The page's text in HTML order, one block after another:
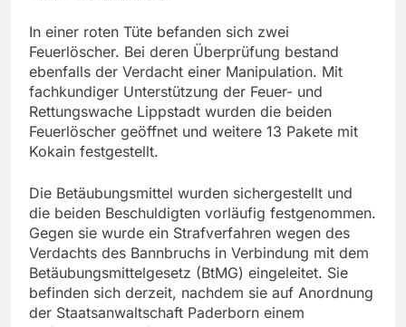
In einer roten Tüte befanden sich zwei
Feuerlöscher. Bei deren Überprüfung bestand
ebenfalls der Verdacht einer Manipulation. Mit
fachkundiger Unterstützung der Feuer- und
Rettungswache Lippstadt wurden die beiden
Feuerlöscher geöffnet und weitere 13 Pakete mit
Kokain festgestellt.
Die Betäubungsmittel wurden sichergestellt und
die beiden Beschuldigten vorläufig festgenommen.
Gegen sie wurde ein Strafverfahren wegen des
Verdachts des Bannbruchs in Verbindung mit dem
Betäubungsmittelgesetz (BtMG) eingeleitet. Sie
befinden sich derzeit, nachdem sie auf Anordnung
der Staatsanwaltschaft Paderborn einem